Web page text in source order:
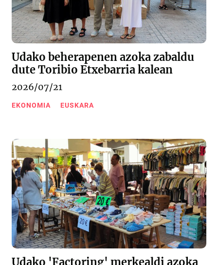
Udako beherapenen azoka zabaldu
dute Toribio Etxebarria kalean
2026/07/21
EKONOMIA EUSKARA
Udako 'Factoring' merkealdi azoka